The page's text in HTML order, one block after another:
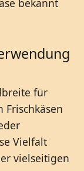
für
Frischkäsen
Vielfalt
vielseitigen